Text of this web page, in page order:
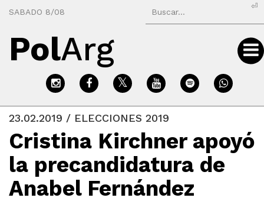
SABADO 8/08
⏎
PolArg
23.02.2019 / ELECCIONES 2019
Cristina Kirchner apoyó
la precandidatura de
Anabel Fernández